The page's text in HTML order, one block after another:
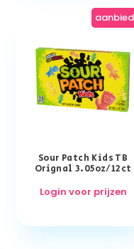
Sour Patch Kids TB
Orignal 3.05oz/12ct
Login voor prijzen